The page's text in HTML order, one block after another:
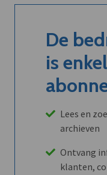
De
is
Lees en
archieven
Ontvang
klanten,